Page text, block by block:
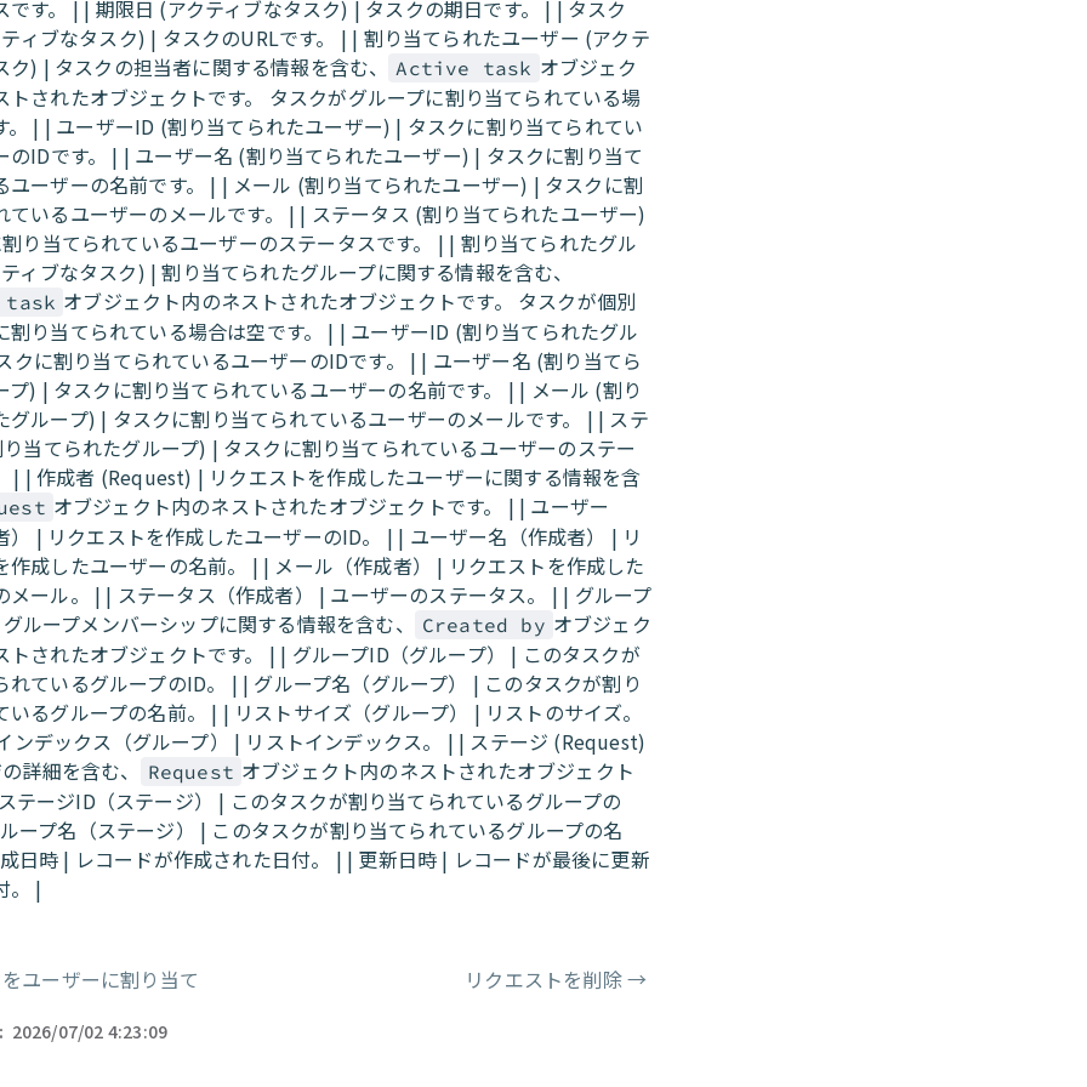
です。 | | 期限日 (アクティブなタスク) | タスクの期日です。 | | タスク
ィブなタスク) | タスクのURLです。 | | 割り当てられたユーザー (アクテ
ク) | タスクの担当者に関する情報を含む、
Active task オブジェク
トされたオブジェクトです。 タスクがグループに割り当てられている場
。 | | ユーザーID (割り当てられたユーザー) | タスクに割り当てられてい
のIDです。 | | ユーザー名 (割り当てられたユーザー) | タスクに割り当て
ユーザーの名前です。 | | メール (割り当てられたユーザー) | タスクに割
ているユーザーのメールです。 | | ステータス (割り当てられたユーザー)
り当てられているユーザーのステータスです。 | | 割り当てられたグル
ィブなタスク) | 割り当てられたグループに関する情報を含む、
オブジェクト内のネストされたオブジェクトです。 タスクが個別
割り当てられている場合は空です。 | | ユーザーID (割り当てられたグル
クに割り当てられているユーザーのIDです。 | | ユーザー名 (割り当てら
プ) | タスクに割り当てられているユーザーの名前です。 | | メール (割り
グループ) | タスクに割り当てられているユーザーのメールです。 | | ステ
当てられたグループ) | タスクに割り当てられているユーザーのステー
| | 作成者 (Request) | リクエストを作成したユーザーに関する情報を含
オブジェクト内のネストされたオブジェクトです。 | | ユーザー
） | リクエストを作成したユーザーのID。 | | ユーザー名（作成者） | リ
作成したユーザーの名前。 | | メール（作成者） | リクエストを作成した
メール。 | | ステータス（作成者） | ユーザーのステータス。 | | グループ
ループメンバーシップに関する情報を含む、
Created by オブジェク
トされたオブジェクトです。 | | グループID（グループ） | このタスクが
れているグループのID。 | | グループ名（グループ） | このタスクが割り
いるグループの名前。 | | リストサイズ（グループ） | リストのサイズ。
ンデックス（グループ） | リストインデックス。 | | ステージ (Request)
詳細を含む、
Request オブジェクト内のネストされたオブジェクト
テージID（ステージ） | このタスクが割り当てられているグループの
ープ名（ステージ） | このタスクが割り当てられているグループの名
日時 | レコードが作成された日付。 | | 更新日時 | レコードが最後に更新
。 |
ユーザーに割り当て リクエストを削除→
2026/07/02 4:23:09